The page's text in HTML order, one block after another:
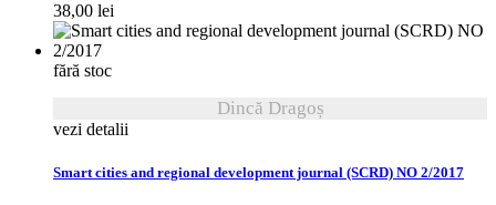
38,00 lei
fără stoc
Dincă Dragoș
vezi detalii
Smart cities and regional development journal (SCRD) NO 2/2017